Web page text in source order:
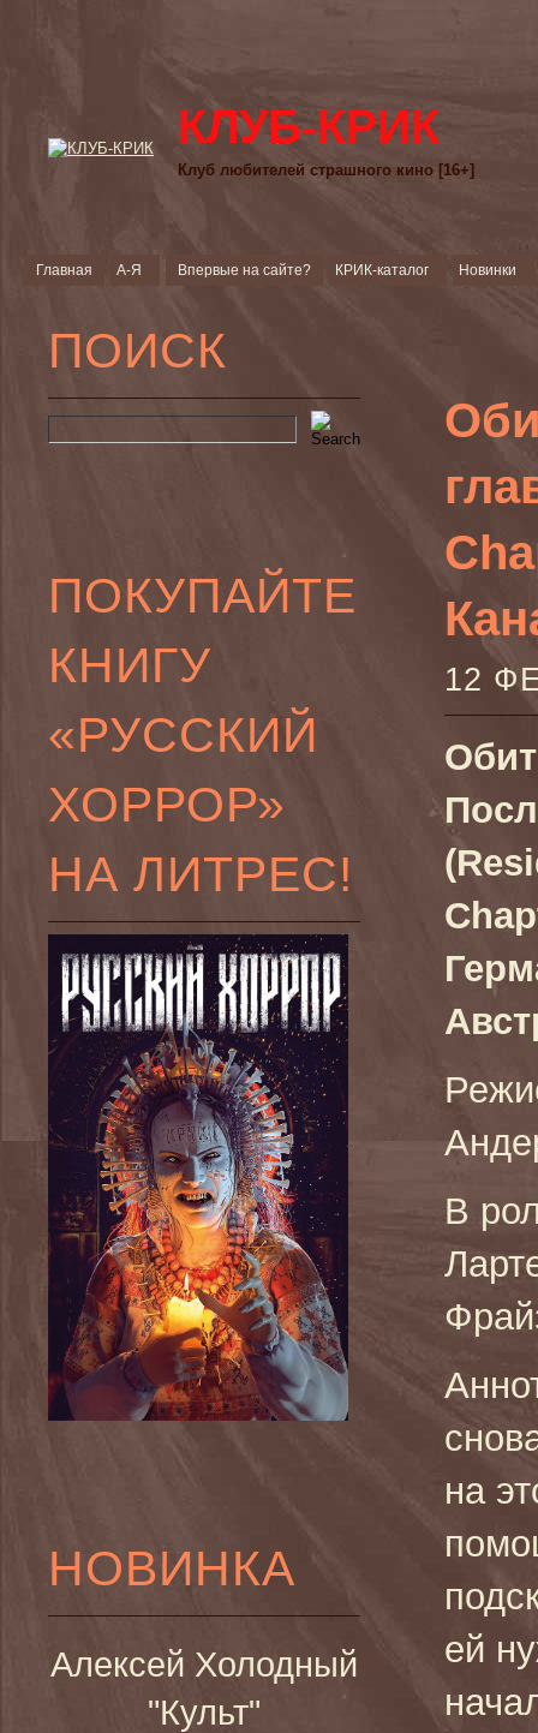
КЛУБ-КРИК
Клуб любителей страшного кино [16+]
Главная А-Я Впервые на сайте? КРИК-каталог Новинки
ПОИСК
ПОКУПАЙТЕ
КНИГУ
«РУССКИЙ
ХОРРОР»
НА ЛИТРЕС!
НОВИНКА
Алексей Холодный
"Культ"
12
В
на
ей